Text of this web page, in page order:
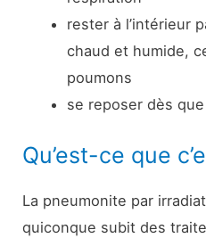
rester à l’intérieur
chaud et humide,
poumons
se reposer dès
Qu’est-ce que
La pneumonite par
quiconque subit des